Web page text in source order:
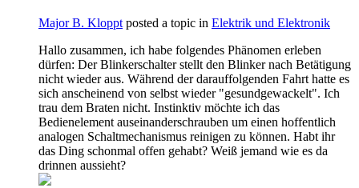
Major B. Kloppt posted a topic in Elektrik und Elektronik
Hallo zusammen, ich habe folgendes Phänomen erleben
dürfen: Der Blinkerschalter stellt den Blinker nach Betätigung
nicht wieder aus. Während der darauffolgenden Fahrt hatte es
sich anscheinend von selbst wieder "gesundgewackelt". Ich
trau dem Braten nicht. Instinktiv möchte ich das
Bedienelement auseinanderschrauben um einen hoffentlich
analogen Schaltmechanismus reinigen zu können. Habt ihr
das Ding schonmal offen gehabt? Weiß jemand wie es da
drinnen aussieht?